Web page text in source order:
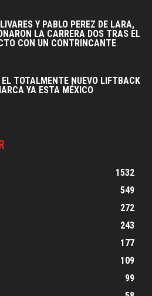
Y PABLO PEREZ DE LARA,
LA CARRERA DOS TRAS EL
CON UN CONTRINCANTE
TOTALMENTE NUEVO LIFTBACK
YA ESTA MÉXICO
1532
549
272
243
177
109
99